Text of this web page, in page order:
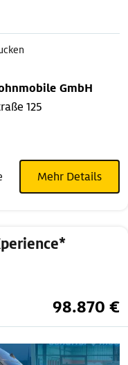
GmbH
125
Mehr Details
98.870 €